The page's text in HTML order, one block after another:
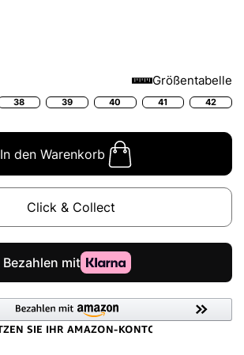
Größentabelle
38 39 40 41 42
In den Warenkorb
Click & Collect